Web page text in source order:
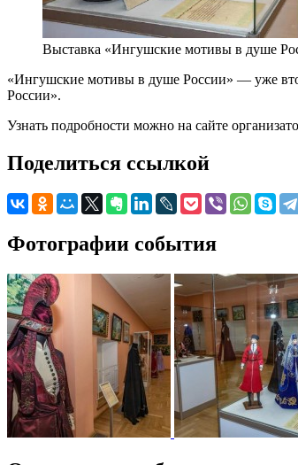
Выставка «Ингушские мотивы в душе
«Ингушские мотивы в душе России» — уже
России».
Узнать подробности можно на сайте
Поделиться ссылкой
Фотографии события